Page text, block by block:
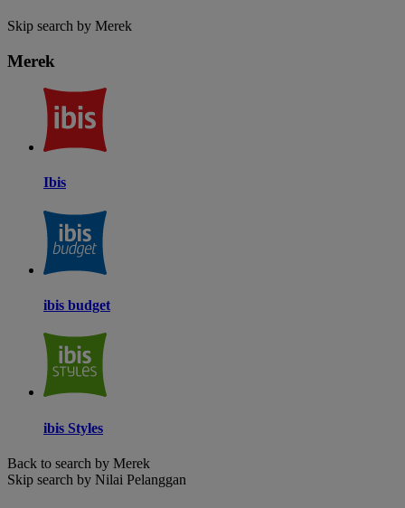
Skip search by Merek
Merek
Ibis
ibis budget
ibis Styles
Back to search by Merek
Skip search by Nilai Pelanggan